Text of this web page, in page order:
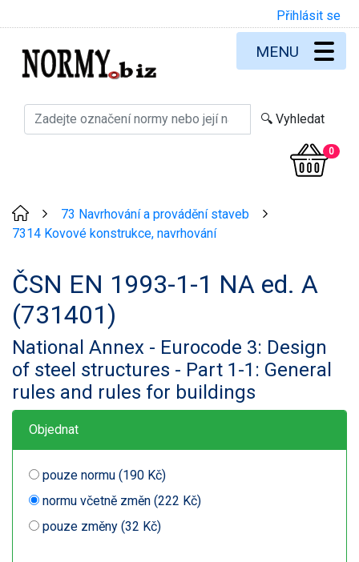
Přihlásit se
0
MENU
73 Navrhování a provádění staveb
7314 Kovové konstrukce, navrhování
ČSN EN 1993-1-1 NA ed. A
(731401)
National Annex - Eurocode 3: Design
of steel structures - Part 1-1: General
rules and rules for buildings
Objednat
pouze normu (190 Kč)
normu včetně změn (222 Kč)
pouze změny (32 Kč)